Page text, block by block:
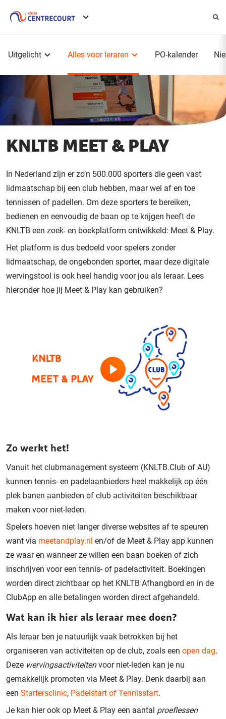
Uitgelicht Alles voor leraren PO-kalender
KNLTB MEET & PLAY
In Nederland zijn er zo’n 500.000 sporters die geen vast
lidmaatschap bij een club hebben, maar wel af en toe
tennissen of padellen. Om deze sporters te bereiken,
bedienen en eenvoudig de baan op te krijgen heeft de
KNLTB een zoek- en boekplatform ontwikkeld: Meet & Play.
Het platform is dus bedoeld voor spelers zonder
lidmaatschap, de ongebonden sporter, maar deze digitale
wervingstool is ook heel handig voor jou als leraar. Lees
hieronder hoe jij Meet & Play kan gebruiken?
Zo werkt het!
Vanuit het clubmanagement systeem (KNLTB.Club of AU)
kunnen tennis- en padelaanbieders heel makkelijk op één
plek banen aanbieden of club activiteiten beschikbaar
maken voor niet-leden.
Spelers hoeven niet langer diverse websites af te speuren
want via meetandplay.nl en/of de Meet & Play app kunnen
ze waar en wanneer ze willen een baan boeken of zich
inschrijven voor een tennis- of padelactiviteit. Boekingen
worden direct zichtbaar op het KNLTB Afhangbord en in de
ClubApp en alle betalingen worden direct afgehandeld.
Wat kan ik hier als leraar mee doen?
Als leraar ben je natuurlijk vaak betrokken bij het
organiseren van activiteiten op de club, zoals een open dag.
Deze wervingsactiviteitenvoor niet-leden kan je nu
gemakkelijk promoten via Meet & Play. Denk daarbij aan
een Startersclinic, Padelstart of Tennisstart.
Je kan hier ook op Meet & Play een aantal proeflessen